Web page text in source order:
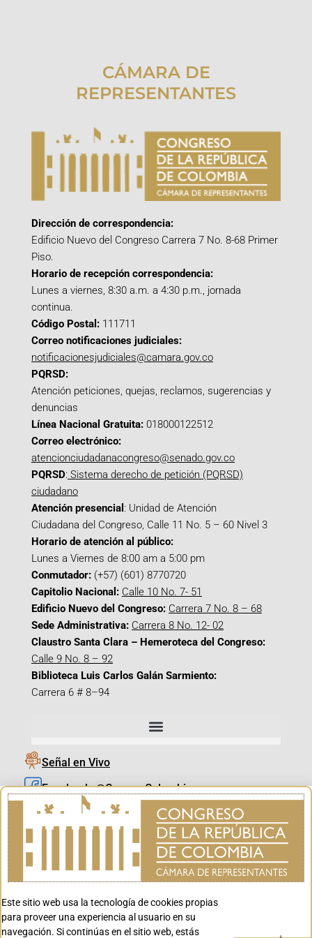
CÁMARA DE
REPRESENTANTES
Dirección de correspondencia:
Edificio Nuevo del Congreso Carrera 7 No. 8-68 Primer
Piso.
Horario de recepción correspondencia:
Lunes a viernes, 8:30 a.m. a 4:30 p.m., jornada
continua.
Código Postal: 111711
Correo notificaciones judiciales:
notificacionesjudiciales@camara.gov.co
PQRSD:
Atención peticiones, quejas, reclamos, sugerencias y
denuncias
Línea Nacional Gratuita: 018000122512
Correo electrónico:
atencionciudadanacongreso@senado.gov.co
PQRSD: Sistema derecho de petición (PQRSD)
ciudadano
Atención presencial : Unidad de Atención
Ciudadana del Congreso, Calle 11 No. 5 – 60 Nivel 3
Horario de atención al público:
Lunes a Viernes de 8:00 am a 5:00 pm
Conmutador: (+57) (601) 8770720
Capitolio Nacional: Calle 10 No. 7- 51
Edificio Nuevo del Congreso: Carrera 7 No. 8 – 68
Sede Administrativa: Carrera 8 No. 12- 02
Claustro Santa Clara – Hemeroteca del Congreso:
Calle 9 No. 8 – 92
Biblioteca Luis Carlos Galán Sarmiento:
Carrera 6 # 8–94
Señal en Vivo
Facebook_@CamaraColombia
Instagram_@CamaraColombia
X_@CamaraColombia
Youtube_@CamaraColombia
Youtube_@CanalCongreso
Este sitio web usa la tecnología de cookies propias
para proveer una experiencia al usuario en su
navegación. Si continúas en el sitio web, estás